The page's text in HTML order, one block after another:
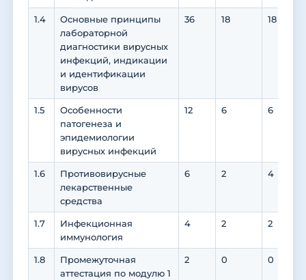
1.4
Основные принципы
лабораторной
диагностики вирусных
инфекций, индикации
и идентификации
вирусов
36 18 18
1.5
Особенности
патогенеза и
эпидемиологии
вирусных инфекций
12 6 6
1.6
Противовирусные
лекарственные
средства
6 2 4
1.7
Инфекционная
иммунология
4 2 2
1.8
Промежуточная
аттестация по модулю 1
2 0 0